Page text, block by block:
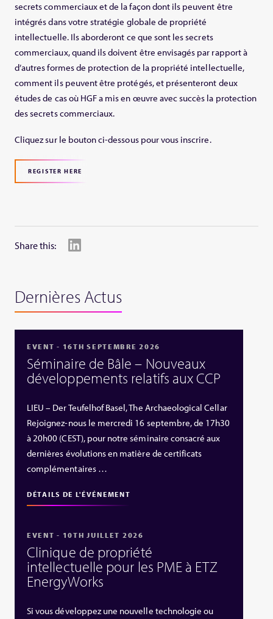
secrets commerciaux et de la façon dont ils peuvent être
intégrés dans votre stratégie globale de propriété
intellectuelle. Ils aborderont ce que sont les secrets
commerciaux, quand ils doivent être envisagés par rapport à
d’autres formes de protection de la propriété intellectuelle,
comment ils peuvent être protégés, et présenteront deux
études de cas où HGF a mis en œuvre avec succès la protection
des secrets commerciaux.
Cliquez sur le bouton ci-dessous pour vous inscrire.
REGISTER HERE
Share this:
Dernières Actus
EVENT - 16TH SEPTEMBRE 2026
Séminaire de Bâle – Nouveaux
développements relatifs aux CCP
LIEU – Der Teufelhof Basel, The Archaeological Cellar
Rejoignez-nous le mercredi 16 septembre, de 17h30
à 20h00 (CEST), pour notre séminaire consacré aux
dernières évolutions en matière de certificats
complémentaires …
DÉTAILS DE L'ÉVÉNEMENT
EVENT - 10TH JUILLET 2026
Clinique de propriété
intellectuelle pour les PME à ETZ
EnergyWorks
Si vous développez une nouvelle technologie ou